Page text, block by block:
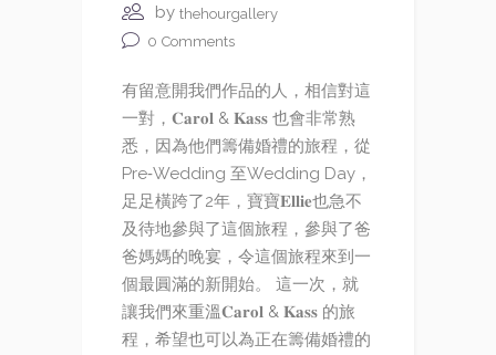
by thehourgallery
0 Comments
有留意開我們作品的人，相信對這
一對，𝐂𝐚𝐫𝐨𝐥 & 𝐊𝐚𝐬𝐬 也會非常熟
悉，因為他們籌備婚禮的旅程，從
Pre‑Wedding 至Wedding Day，
足足橫跨了2年，寶寶𝐄𝐥𝐥𝐢𝐞也急不
及待地參與了這個旅程，參與了爸
爸媽媽的晚宴，令這個旅程來到一
個最圓滿的新開始。 這一次，就
讓我們來重溫𝐂𝐚𝐫𝐨𝐥 & 𝐊𝐚𝐬𝐬 的旅
程，希望也可以為正在籌備婚禮的